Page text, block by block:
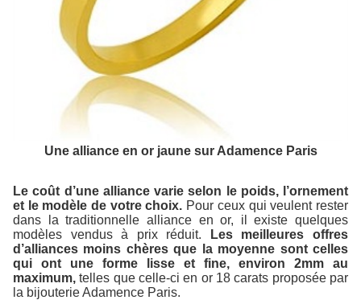
Une alliance en or jaune sur Adamence Paris
Le coût d’une alliance varie selon le poids, l’ornement
et le modèle de votre choix. Pour ceux qui veulent rester
dans la traditionnelle alliance en or, il existe quelques
modèles vendus à prix réduit.
Les meilleures offres
d’alliances moins chères que la moyenne sont celles
qui ont une forme lisse et fine, environ 2mm au
maximum, telles que celle-ci en or 18 carats proposée par
la bijouterie Adamence Paris.